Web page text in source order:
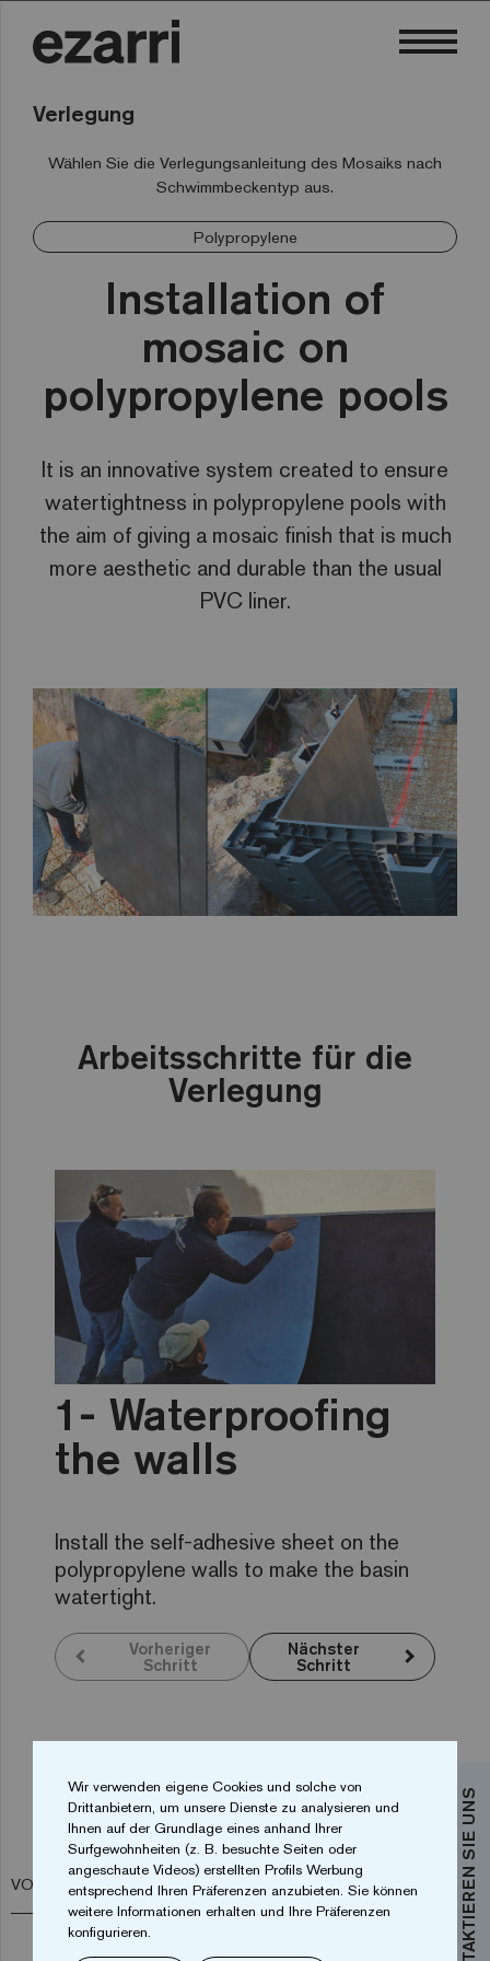
Verlegung
Wählen Sie die Verlegungsanleitung des Mosaiks nach
Schwimmbeckentyp aus.
Polypropylene
Installation of
mosaic on
polypropylene pools
It is an innovative system created to ensure
watertightness in polypropylene pools with
the aim of giving a mosaic finish that is much
more aesthetic and durable than the usual
PVC liner.
Arbeitsschritte für die
Verlegung
Waterproofing
the walls
Install the self-adhesive sheet on the
polypropylene walls to make the basin
watertight.
Vorheriger
Schritt
Nächster
Schritt
KONTAKTIEREN SIE UNS
Wünschen Sie weitere Informationen?
Kontaktieren Sie uns
VORNAME*
Wir verwenden eigene Cookies und solche von
Drittanbietern, um unsere Dienste zu analysieren und
Ihnen auf der Grundlage eines anhand Ihrer
Surfgewohnheiten (z. B. besuchte Seiten oder
angeschaute Videos) erstellten Profils Werbung
entsprechend Ihren Präferenzen anzubieten. Sie können
weitere Informationen erhalten und Ihre Präferenzen
konfigurieren.